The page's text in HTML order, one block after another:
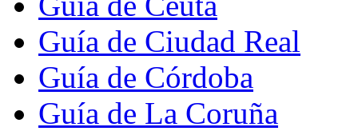
Guía de Ciudad Real
Guía de Córdoba
Guía de La Coruña